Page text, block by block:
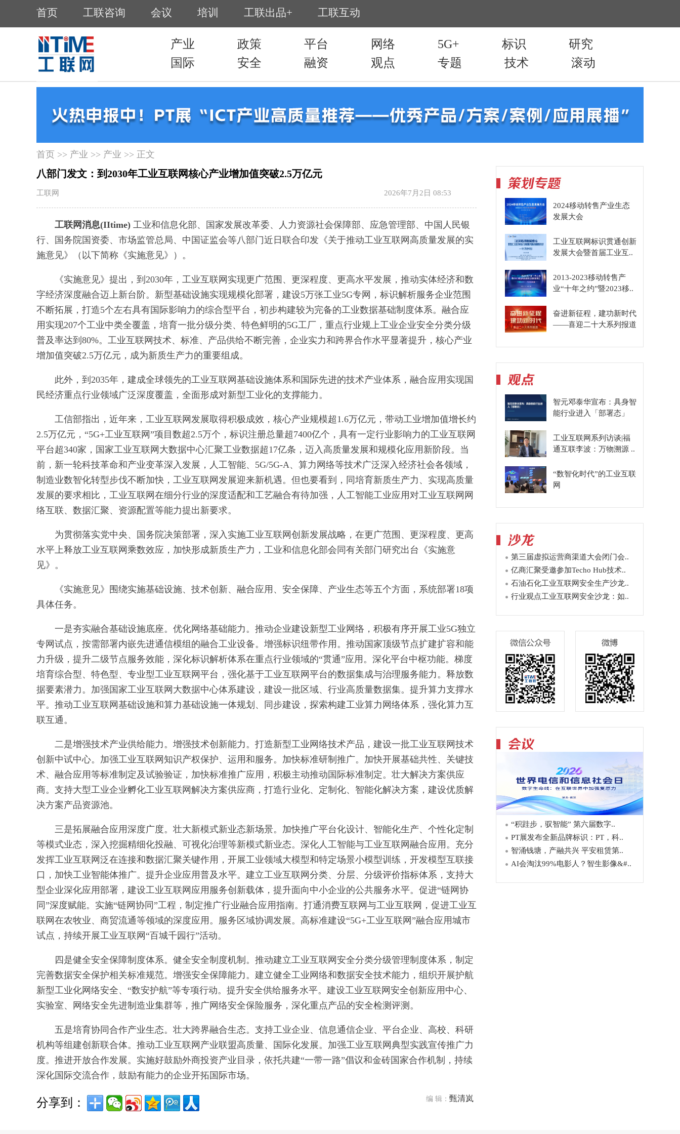
首页 >> 产业 >> 产业 >> 正文
八部门发文：到2030年工业互联网核心产业增加值突破2.5万亿元
工联网 2026年7月2日 08:53
工联网消息(IItime) 工业和信息化部、国家发展改革委、人力资源社会保障部、应急管理部、中国人民银
行、国务院国资委、市场监管总局、中国证监会等八部门近日联合印发《关于推动工业互联网高质量发展的实
施意见》（以下简称《实施意见》）。
《实施意见》提出，到2030年，工业互联网实现更广范围、更深程度、更高水平发展，推动实体经济和数
字经济深度融合迈上新台阶。新型基础设施实现规模化部署，建设5万张工业5G专网，标识解析服务企业范围
不断拓展，打造5个左右具有国际影响力的综合型平台，初步构建较为完备的工业数据基础制度体系。融合应
用实现207个工业中类全覆盖，培育一批分级分类、特色鲜明的5G工厂，重点行业规上工业企业安全分类分级
普及率达到80%。工业互联网技术、标准、产品供给不断完善，企业实力和跨界合作水平显著提升，核心产业
增加值突破2.5万亿元，成为新质生产力的重要组成。
此外，到2035年，建成全球领先的工业互联网基础设施体系和国际先进的技术产业体系，融合应用实现国
民经济重点行业领域广泛深度覆盖，全面形成对新型工业化的支撑能力。
工信部指出，近年来，工业互联网发展取得积极成效，核心产业规模超1.6万亿元，带动工业增加值增长约
2.5万亿元，“5G+工业互联网”项目数超2.5万个，标识注册总量超7400亿个，具有一定行业影响力的工业互联网
平台超340家，国家工业互联网大数据中心汇聚工业数据超17亿条，迈入高质量发展和规模化应用新阶段。当
前，新一轮科技革命和产业变革深入发展，人工智能、5G/5G-A、算力网络等技术广泛深入经济社会各领域，
制造业数智化转型步伐不断加快，工业互联网发展迎来新机遇。但也要看到，同培育新质生产力、实现高质量
发展的要求相比，工业互联网在细分行业的深度适配和工艺融合有待加强，人工智能工业应用对工业互联网网
络互联、数据汇聚、资源配置等能力提出新要求。
为贯彻落实党中央、国务院决策部署，深入实施工业互联网创新发展战略，在更广范围、更深程度、更高
水平上释放工业互联网乘数效应，加快形成新质生产力，工业和信息化部会同有关部门研究出台《实施意
见》。
《实施意见》围绕实施基础设施、技术创新、融合应用、安全保障、产业生态等五个方面，系统部署18项
具体任务。
一是夯实融合基础设施底座。优化网络基础能力。推动企业建设新型工业网络，积极有序开展工业5G独立
专网试点，按需部署内嵌先进通信模组的融合工业设备。增强标识纽带作用。推动国家顶级节点扩建扩容和能
力升级，提升二级节点服务效能，深化标识解析体系在重点行业领域的“贯通”应用。深化平台中枢功能。梯度
培育综合型、特色型、专业型工业互联网平台，强化基于工业互联网平台的数据集成与治理服务能力。释放数
据要素潜力。加强国家工业互联网大数据中心体系建设，建设一批区域、行业高质量数据集。提升算力支撑水
平。推动工业互联网基础设施和算力基础设施一体规划、同步建设，探索构建工业算力网络体系，强化算力互
联互通。
二是增强技术产业供给能力。增强技术创新能力。打造新型工业网络技术产品，建设一批工业互联网技术
创新中试中心。加强工业互联网知识产权保护、运用和服务。加快标准研制推广。加快开展基础共性、关键技
术、融合应用等标准制定及试验验证，加快标准推广应用，积极主动推动国际标准制定。壮大解决方案供应
商。支持大型工业企业孵化工业互联网解决方案供应商，打造行业化、定制化、智能化解决方案，建设优质解
决方案产品资源池。
三是拓展融合应用深度广度。壮大新模式新业态新场景。加快推广平台化设计、智能化生产、个性化定制
等模式业态，深入挖掘精细化投融、可视化治理等新模式新业态。深化人工智能与工业互联网融合应用。充分
发挥工业互联网泛在连接和数据汇聚关键作用，开展工业领域大模型和特定场景小模型训练，开发模型互联接
口，加快工业智能体推广。提升企业应用普及水平。建立工业互联网分类、分层、分级评价指标体系，支持大
型企业深化应用部署，建设工业互联网应用服务创新载体，提升面向中小企业的公共服务水平。促进“链网协
同”深度赋能。实施“链网协同”工程，制定推广行业融合应用指南。打通消费互联网与工业互联网，促进工业互
联网在农牧业、商贸流通等领域的深度应用。服务区域协调发展。高标准建设“5G+工业互联网”融合应用城市
试点，持续开展工业互联网“百城千园行”活动。
四是健全安全保障制度体系。健全安全制度机制。推动建立工业互联网安全分类分级管理制度体系，制定
完善数据安全保护相关标准规范。增强安全保障能力。建立健全工业网络和数据安全技术能力，组织开展护航
新型工业化网络安全、“数安护航”等专项行动。提升安全供给服务水平。建设工业互联网安全创新应用中心、
实验室、网络安全先进制造业集群等，推广网络安全保险服务，深化重点产品的安全检测评测。
五是培育协同合作产业生态。壮大跨界融合生态。支持工业企业、信息通信企业、平台企业、高校、科研
机构等组建创新联合体。推动工业互联网产业联盟高质量、国际化发展。加强工业互联网典型实践宣传推广力
度。推进开放合作发展。实施好鼓励外商投资产业目录，依托共建“一带一路”倡议和金砖国家合作机制，持续
深化国际交流合作，鼓励有能力的企业开拓国际市场。
编 辑： 甄清岚
分享到：
2024移动转售产业生态
发展大会
工业互联网标识贯通创新
发展大会暨首届工业互..
2013-2023移动转售产
业“十年之约”暨2023移..
奋进新征程，建功新时代
——喜迎二十大系列报道
智元邓泰华宣布：具身智
能行业进入「部署态」
工业互联网系列访谈|福
通互联李波：万物溯源 ..
“数智化时代”的工业互联
网
第三届虚拟运营商渠道大会闭门会..
亿商汇聚受邀参加Techo Hub技术..
石油石化工业互联网安全生产沙龙..
行业观点工业互联网安全沙龙：如..
“积跬步，驭智能” 第六届数字..
PT展发布全新品牌标识：PT，科..
智涌钱塘，产融共兴 平安租赁第..
AI会淘汰99%电影人？智生影像&#..